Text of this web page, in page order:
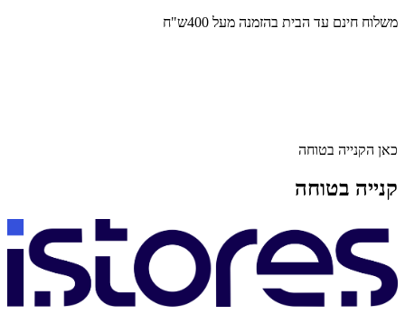
משלוח חינם עד הבית בהזמנה מעל 400ש"ח
כאן הקנייה בטוחה
קנייה בטוחה